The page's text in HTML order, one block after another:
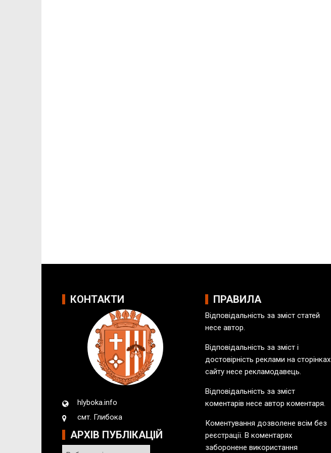
КОНТАКТИ
hlyboka.info
смт. Глибока
АРХІВ ПУБЛІКАЦІЙ
А
ПРАВИЛА
Відповідальність за зміст статей
несе автор.
Відповідальність за зміст і
достовірність реклами на сторінках
сайту несе рекламодавець.
Відповідальність за зміст
коментарів несе автор коментаря.
Коментування дозволене всім без
реєстрації. В коментарях
заборонене використання